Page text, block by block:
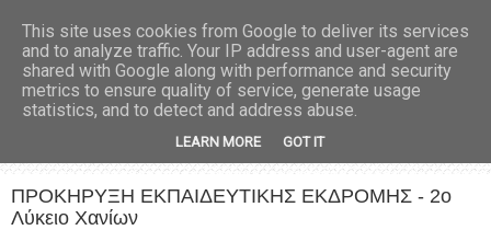
ΠΡΟΚΗΡΥΞΗ ΕΚΠΑΙΔΕΥΤΙΚΗΣ ΕΚΔΡΟΜΗΣ - 2ο
Λύκειο Χανίων
This site uses cookies from Google to deliver its services
and to analyze traffic. Your IP address and user-agent are
shared with Google along with performance and security
metrics to ensure quality of service, generate usage
statistics, and to detect and address abuse.
LEARN MORE GOT IT